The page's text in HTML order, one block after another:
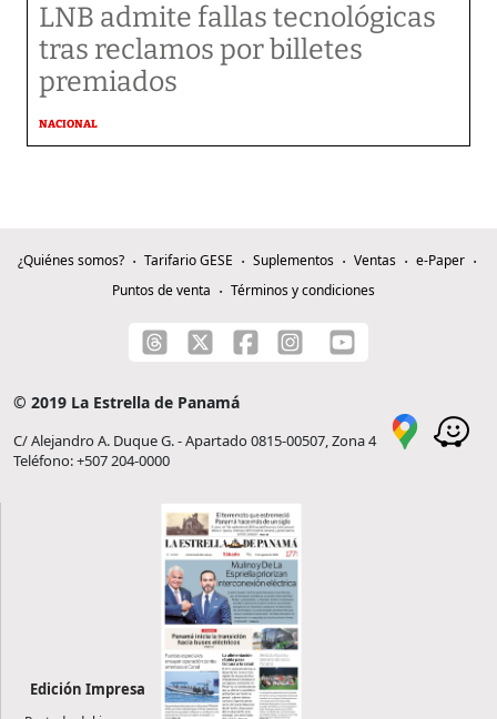
LNB admite fallas tecnológicas
tras reclamos por billetes
premiados
NACIONAL
¿Quiénes somos? Tarifario GESE Suplementos Ventas
e-Paper
Puntos de venta
Términos y condiciones
© 2019 La Estrella de Panamá
C/ Alejandro A. Duque G. - Apartado 0815-00507, Zona 4
Teléfono: +507 204-0000
Edición Impresa